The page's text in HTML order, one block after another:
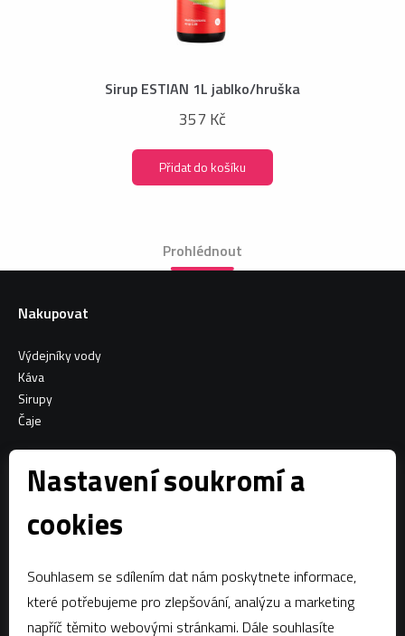
Nastavení soukromí a
cookies
Souhlasem se sdílením dat nám poskytnete informace,
které potřebujeme pro zlepšování, analýzu a marketing
napříč těmito webovými stránkami. Dále souhlasíte
Sirup ESTIAN 1L jablko/hruška
357 Kč
Přidat do košíku
Prohlédnout
Nakupovat
Výdejníky vody
Káva
Sirupy
Čaje
Facebook
Kontaktujte nás